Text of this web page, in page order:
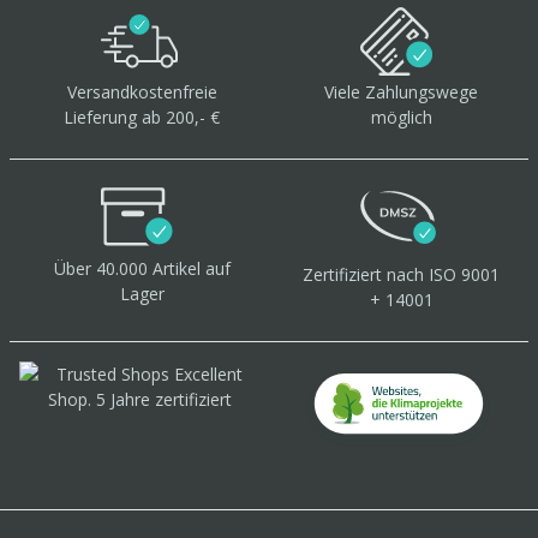
Versandkostenfreie
Lieferung ab 200,- €
Viele Zahlungswege
möglich
Über 40.000 Artikel auf
Lager
Zertifiziert nach ISO 9001
+ 14001